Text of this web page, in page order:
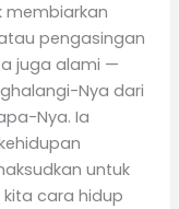
membiarkan
pengasingan
juga alami —
Nya dari
Nya. Ia
untuk
cara hidup